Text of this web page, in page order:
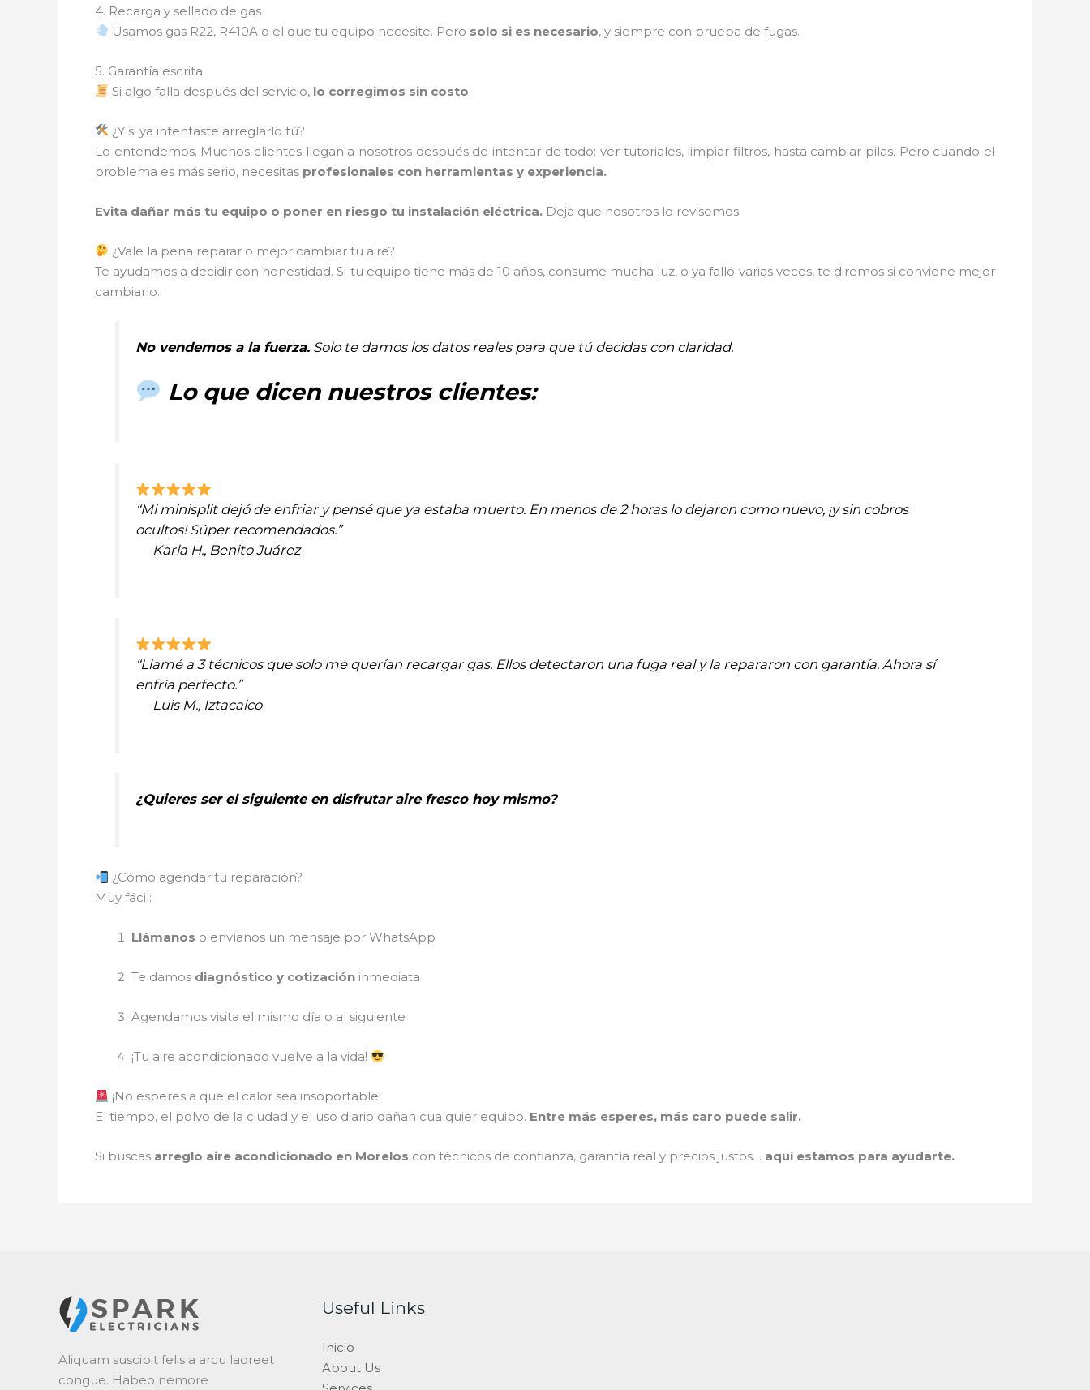
4. Recarga y sellado de gas
Usamos gas R22, R410A o el que tu equipo necesite. Pero solo si es necesario, y siempre con prueba de fugas.
5. Garantía escrita
Si algo falla después del servicio, lo corregimos sin costo.
¿Y si ya intentaste arreglarlo tú?
Lo entendemos. Muchos clientes llegan a nosotros después de intentar de todo: ver tutoriales, limpiar filtros, hasta cambiar pilas. Pero cuando el
problema es más serio, necesitas profesionales con herramientas y experiencia.
Evita dañar más tu equipo o poner en riesgo tu instalación eléctrica. Deja que nosotros lo revisemos.
¿Vale la pena reparar o mejor cambiar tu aire?
Te ayudamos a decidir con honestidad. Si tu equipo tiene más de 10 años, consume mucha luz, o ya falló varias veces, te diremos si conviene mejor
cambiarlo.
No vendemos a la fuerza.Solo te damos los datos reales para que tú decidas con claridad.
Lo que dicen nuestros clientes:
“Mi minisplit dejó de enfriar y pensé que ya estaba muerto. En menos de 2 horas lo dejaron como nuevo, ¡y sin cobros
ocultos! Súper recomendados.”
— Karla H., Benito Juárez
“Llamé a 3 técnicos que solo me querían recargar gas. Ellos detectaron una fuga real y la repararon con garantía. Ahora sí
enfría perfecto.”
— Luis M., Iztacalco
¿Quieres ser el siguiente en disfrutar aire fresco hoy mismo?
¿Cómo agendar tu reparación?
Muy fácil:
Llámanos o envíanos un mensaje por WhatsApp
Te damos diagnóstico y cotización inmediata
Agendamos visita el mismo día o al siguiente
¡Tu aire acondicionado vuelve a la vida!
¡No esperes a que el calor sea insoportable!
El tiempo, el polvo de la ciudad y el uso diario dañan cualquier equipo. Entre más esperes, más caro puede salir.
Si buscas arreglo aire acondicionado en Morelos con técnicos de confianza, garantía real y precios justos… aquí estamos para ayudarte.
Aliquam suscipit felis a arcu laoreet
congue. Habeo nemore
Useful Links
Inicio
About Us